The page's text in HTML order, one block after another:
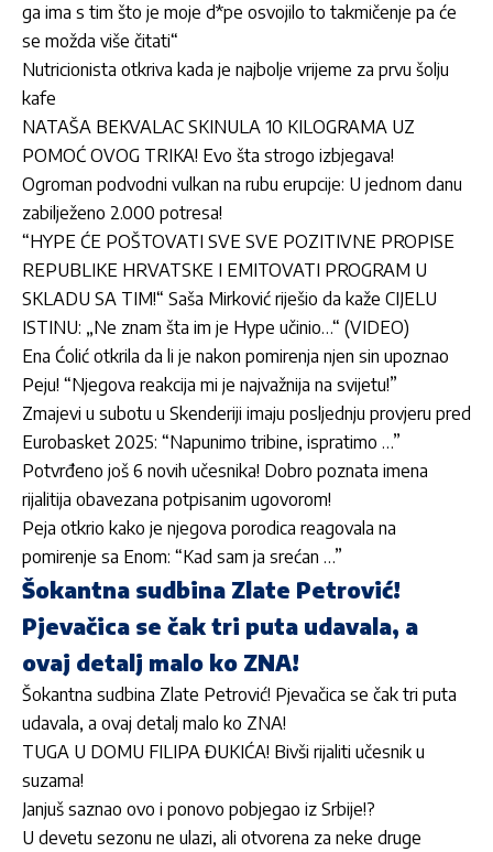
ga ima s tim što je moje d*pe osvojilo to takmičenje pa će
se možda više čitati“
Nutricionista otkriva kada je najbolje vrijeme za prvu šolju
kafe
NATAŠA BEKVALAC SKINULA 10 KILOGRAMA UZ
POMOĆ OVOG TRIKA! Evo šta strogo izbjegava!
Ogroman podvodni vulkan na rubu erupcije: U jednom danu
zabilježeno 2.000 potresa!
“HYPE ĆE POŠTOVATI SVE SVE POZITIVNE PROPISE
REPUBLIKE HRVATSKE I EMITOVATI PROGRAM U
SKLADU SA TIM!“ Saša Mirković riješio da kaže CIJELU
ISTINU: „Ne znam šta im je Hype učinio…“ (VIDEO)
Ena Ćolić otkrila da li je nakon pomirenja njen sin upoznao
Peju! “Njegova reakcija mi je najvažnija na svijetu!”
Zmajevi u subotu u Skenderiji imaju posljednju provjeru pred
Eurobasket 2025: “Napunimo tribine, ispratimo …”
Potvrđeno još 6 novih učesnika! Dobro poznata imena
rijalitija obavezana potpisanim ugovorom!
Peja otkrio kako je njegova porodica reagovala na
pomirenje sa Enom: “Kad sam ja srećan …”
Šokantna sudbina Zlate Petrović!
Pjevačica se čak tri puta udavala, a
ovaj detalj malo ko ZNA!
Šokantna sudbina Zlate Petrović! Pjevačica se čak tri puta
udavala, a ovaj detalj malo ko ZNA!
TUGA U DOMU FILIPA ĐUKIĆA! Bivši rijaliti učesnik u
suzama!
Janjuš saznao ovo i ponovo pobjegao iz Srbije!?
U devetu sezonu ne ulazi, ali otvorena za neke druge